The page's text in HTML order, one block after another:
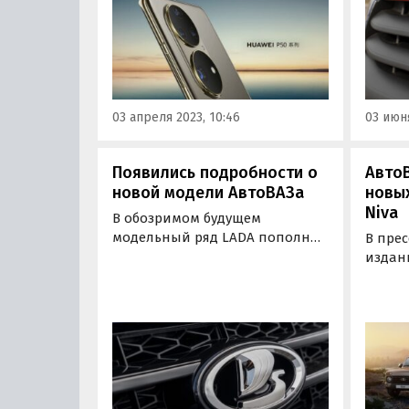
преимуществ смартфонов его
компании перед устройствами
Apple.
03 апреля 2023, 10:46
июня
ТАСС
03
Появились подробности о
новой модели АвтоВАЗа
В обозримом будущем
модельный ряд LADA пополнит
автомобиль АвтоВАЗа,
рассказал портал 110km.ru.
Niva
В
LADA